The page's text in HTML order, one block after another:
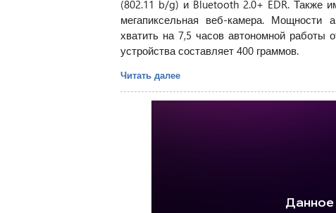
(802.11 b/g) и Bluetooth 2.0+ EDR. Также
мегапиксельная веб-камера. Мощности
хватить на 7,5 часов автономной работы
устройства составляет 400 граммов.
Читать далее